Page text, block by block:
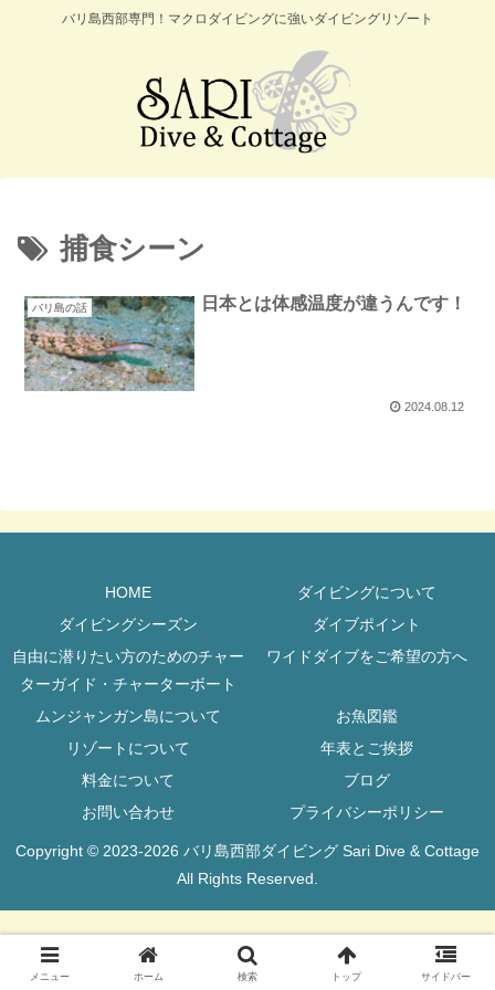
バリ島西部専門！マクロダイビングに強いダイビングリゾート
捕食シーン
バリ島の話 日本とは体感温度が違うんです！
2024.08.12
HOME
ダイビングについて
ダイビングシーズン
ダイブポイント
自由に潜りたい方のためのチャー
ターガイド・チャーターボート
ワイドダイブをご希望の方へ
ムンジャンガン島について
お魚図鑑
リゾートについて
年表とご挨拶
料金について
ブログ
お問い合わせ
プライバシーポリシー
Copyright © 2023-2026 バリ島西部ダイビング Sari Dive & Cottage
All Rights Reserved.
メニュー ホーム 検索 トップ サイドバー